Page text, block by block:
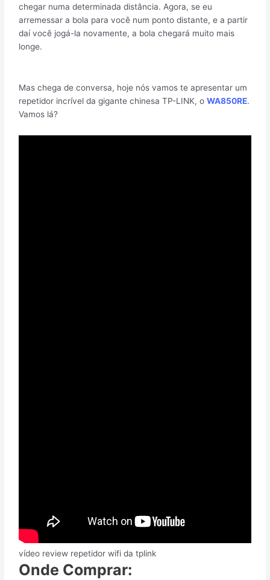
chegar numa determinada distância. Agora, se eu
arremessar a bola para você num ponto distante, e a partir
daí você jogá-la novamente, a bola chegará muito mais
longe.
Mas chega de conversa, hoje nós vamos te apresentar um
repetidor incrível da gigante chinesa TP-LINK, oWA850RE.
Vamos lá?
vídeo review repetidor wifi da tplink
Onde Comprar: